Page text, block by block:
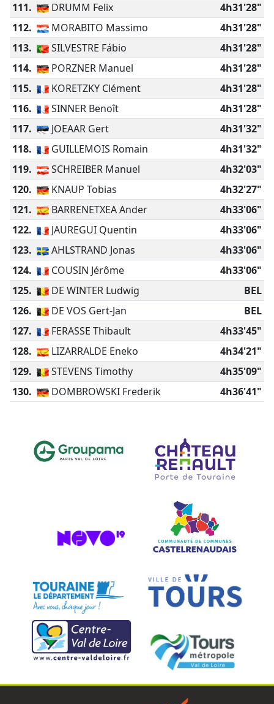
111.
DRUMM Felix
4h31'28"
112.
MORABITO Massimo
4h31'28"
113.
SILVESTRE Fábio
4h31'28"
114.
PORZNER Manuel
4h31'28"
115.
KORETZKY Clément
4h31'28"
116.
SINNER Benoît
4h31'28"
117.
JOEAAR Gert
4h31'32"
118.
GUILLEMOIS Romain
4h31'32"
119.
SCHREIBER Manuel
4h32'03"
120.
KNAUP Tobias
4h32'27"
121.
BARRENETXEA Ander
4h33'06"
122.
JAUREGUI Quentin
4h33'06"
123.
AHLSTRAND Jonas
4h33'06"
124.
COUSIN Jérôme
4h33'06"
125.
DE WINTER Ludwig
BEL
126.
DE VOS Gert-Jan
BEL
127.
FERASSE Thibault
4h33'45"
128.
LIZARRALDE Eneko
4h34'21"
129.
STEVENS Timothy
4h35'09"
130.
DOMBROWSKI Frederik 4h36'41"